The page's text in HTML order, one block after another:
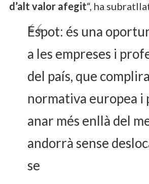
d’alt valor afegit“, ha
Espot: és una
a les empreses i
del país, que
normativa europea i
anar més enllà del
andorrà sense
se